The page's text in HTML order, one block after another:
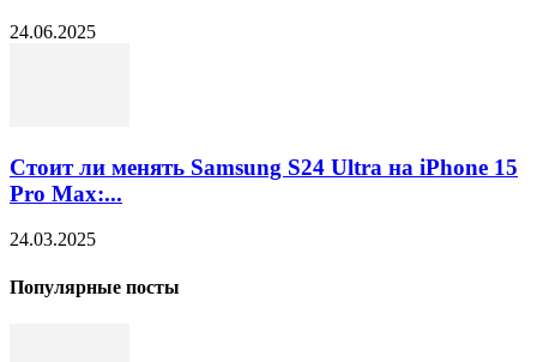
24.06.2025
Стоит ли менять Samsung S24 Ultra на iPhone 15
Pro Max:...
24.03.2025
Популярные посты